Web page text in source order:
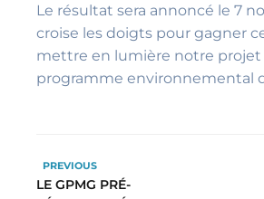
Le résultat sera annoncé le 7
croise les doigts pour gagner
mettre en lumière notre projet
programme environnemental
PREVIOUS
LE GPMG PRÉ-